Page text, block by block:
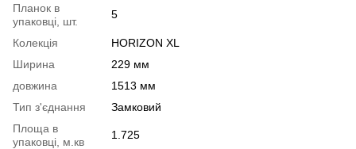
Планок в
упаковці, шт.
5
Колекція
HORIZON XL
Ширина
229 мм
довжина
1513 мм
Тип з'єднання
Замковий
Площа в
упаковці, м.кв
1.725